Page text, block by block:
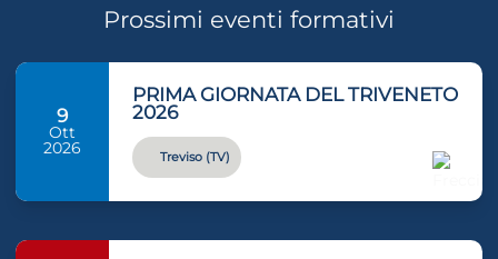
Prossimi eventi formativi
9
Ott
2026
PRIMA GIORNATA DEL TRIVENETO
2026
Treviso (TV)